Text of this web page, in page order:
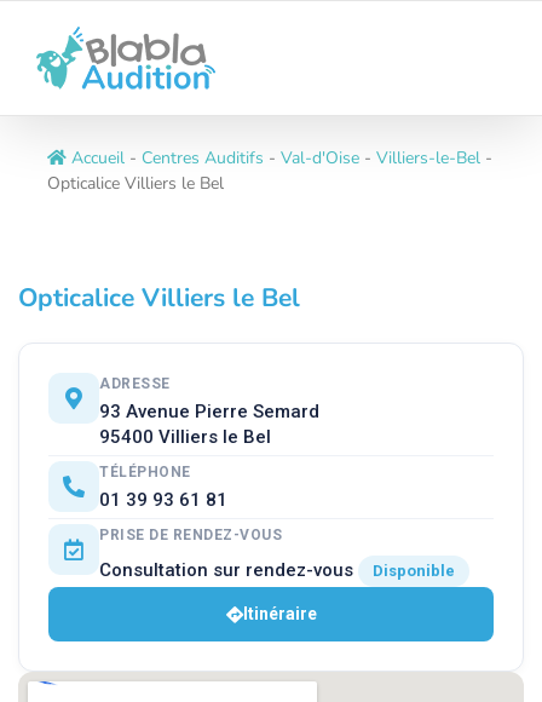
contenu
Accueil - Centres Auditifs - Val-d'Oise - Villiers-le-Bel -
Opticalice Villiers le Bel
Opticalice Villiers le Bel
ADRESSE
93 Avenue Pierre Semard
95400 Villiers le Bel
TÉLÉPHONE
01 39 93 61 81
PRISE DE RENDEZ-VOUS
Consultation sur rendez-vous Disponible
Itinéraire